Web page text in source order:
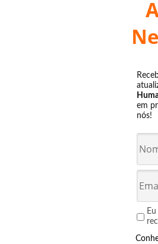
em
nós!